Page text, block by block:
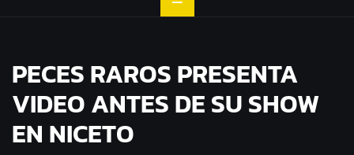
PECES RAROS PRESENTA
VIDEO ANTES DE SU SHOW
EN NICETO